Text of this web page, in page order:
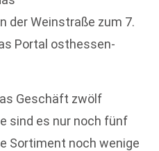
der Weinstraße zum 7.
Portal osthessen-
Geschäft zwölf
sind es nur noch fünf
Sortiment noch wenige